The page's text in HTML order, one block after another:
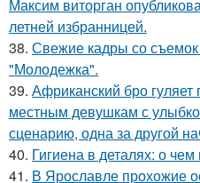
Максим виторган
летней избранницей.
38. Свежие кадры со съемок
"Молодежка".
39. Африканский бро
местным девушкам с
сценарию, одна за другой
40. Гигиена в деталях: о
41. В Ярославле прохожие